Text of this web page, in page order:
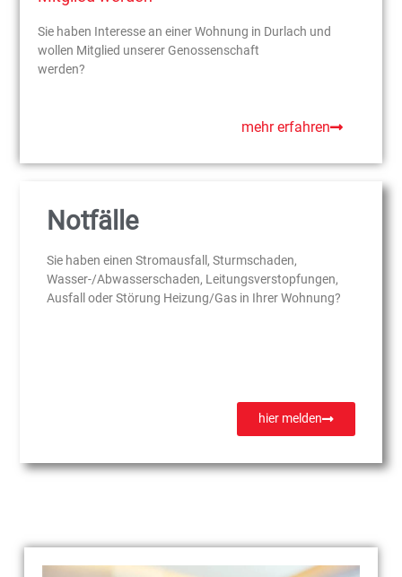
Sie haben Interesse an einer Wohnung in Durlach und
wollen Mitglied unserer Genossenschaft
werden?
mehr erfahren
Notfälle
Sie haben einen Stromausfall, Sturmschaden,
Wasser-/Abwasserschaden, Leitungsverstopfungen,
Ausfall oder Störung Heizung/Gas in Ihrer Wohnung?
hier melden